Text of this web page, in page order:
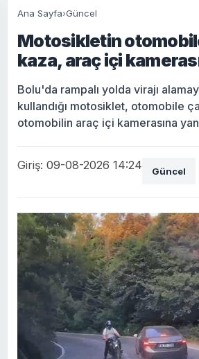
Ana Sayfa›Güncel
Motosikletin
kaza, araç içi
Bolu'da rampalı yolda virajı
kullandığı motosiklet, otomobile
otomobilin araç içi kamerasına
Giriş: 09-08-2026 14:24 Güncel